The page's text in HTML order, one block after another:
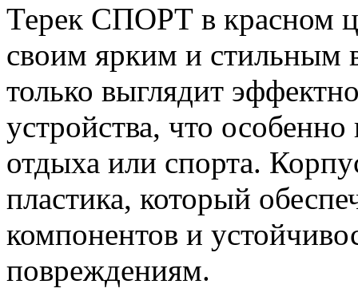
Терек СПОРТ в красном
своим ярким и стильным
только выглядит
устройства, что
отдыха или спорта.
пластика, который
компонентов и
повреждениям.